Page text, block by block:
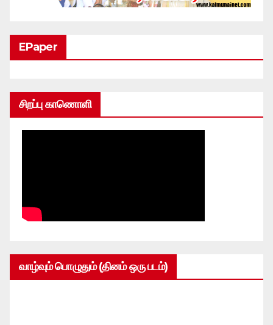
EPaper
சிறப்பு காணொளி
வாழ்வும் பொழுதும் (தினம் ஒரு படம்)